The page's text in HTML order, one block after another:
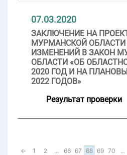
07.03.2020
ЗАКЛЮЧЕНИЕ НА
МУРМАНСКОЙ ОБЛАСТИ
ИЗМЕНЕНИЙ В ЗАКОН
ОБЛАСТИ «ОБ
2020 ГОД И НА
2022 ГОДОВ»
Результат проверки
← 1 2 ... 66 67 68 69 70 ...